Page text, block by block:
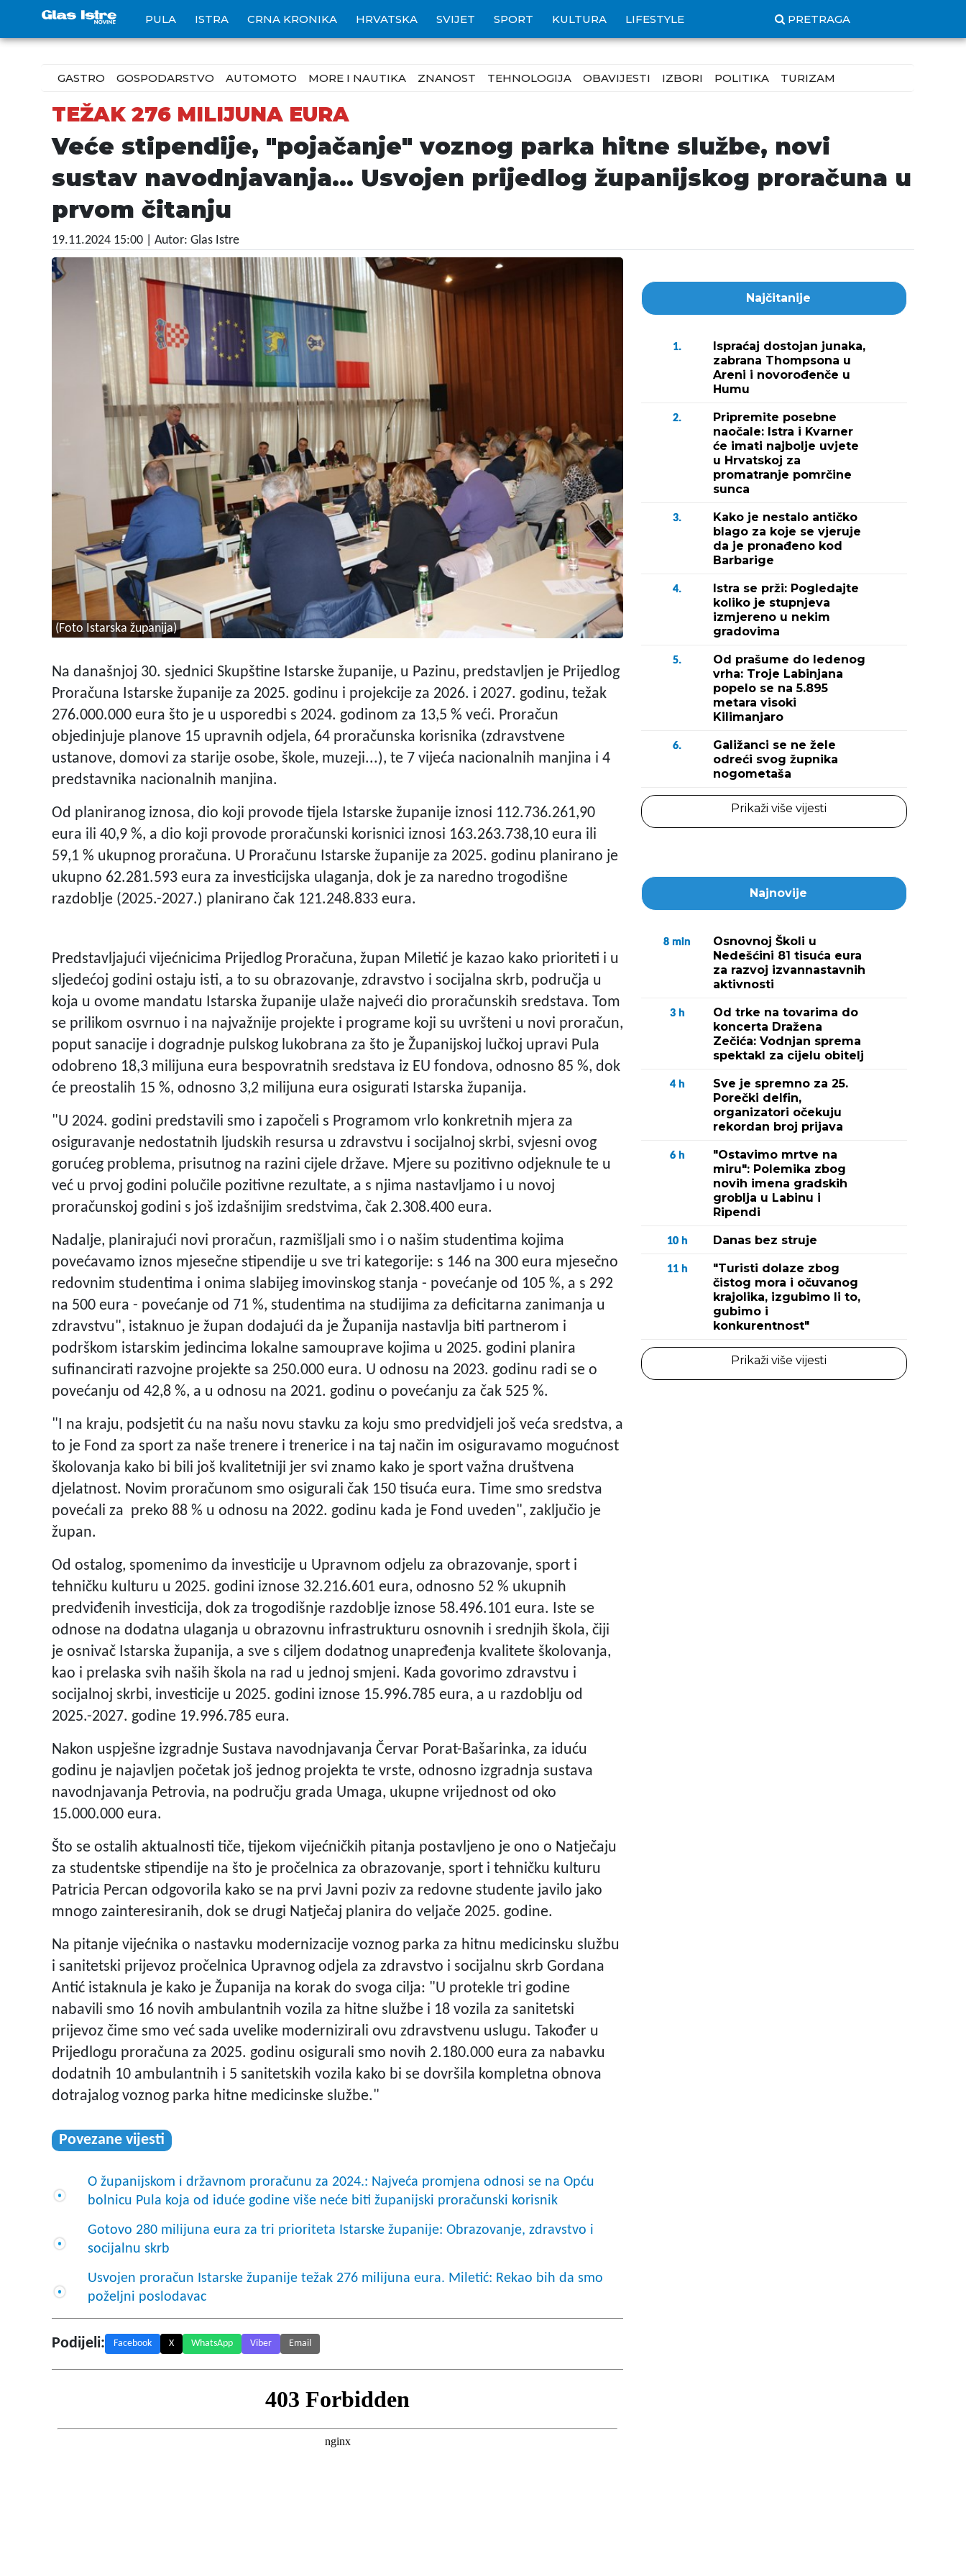
PULA ISTRA CRNA KRONIKA HRVATSKA SVIJET SPORT KULTURA LIFESTYLE PRETRAGA
GASTRO GOSPODARSTVO AUTOMOTO MORE I NAUTIKA ZNANOST TEHNOLOGIJA OBAVIJESTI IZBORI POLITIKA TURIZAM
TEŽAK 276 MILIJUNA EURA
Veće stipendije, "pojačanje" voznog parka hitne službe, novi
sustav navodnjavanja... Usvojen prijedlog županijskog proračuna u
prvom čitanju
19.11.2024 15:00 | Autor: Glas Istre
(Foto Istarska županija)
Na današnjoj 30. sjednici Skupštine Istarske županije, u Pazinu, predstavljen je Prijedlog
Proračuna Istarske županije za 2025. godinu i projekcije za 2026. i 2027. godinu, težak
276.000.000 eura što je u usporedbi s 2024. godinom za 13,5 % veći. Proračun
objedinjuje planove 15 upravnih odjela, 64 proračunska korisnika (zdravstvene
ustanove, domovi za starije osobe, škole, muzeji...), te 7 vijeća nacionalnih manjina i 4
predstavnika nacionalnih manjina.
Od planiranog iznosa, dio koji provode tijela Istarske županije iznosi 112.736.261,90
eura ili 40,9 %, a dio koji provode proračunski korisnici iznosi 163.263.738,10 eura ili
59,1 % ukupnog proračuna. U Proračunu Istarske županije za 2025. godinu planirano je
ukupno 62.281.593 eura za investicijska ulaganja, dok je za naredno trogodišne
razdoblje (2025.-2027.) planirano čak 121.248.833 eura.
Predstavljajući vijećnicima Prijedlog Proračuna, župan Miletić je kazao kako prioriteti i u
sljedećoj godini ostaju isti, a to su obrazovanje, zdravstvo i socijalna skrb, područja u
koja u ovome mandatu Istarska županije ulaže najveći dio proračunskih sredstava. Tom
se prilikom osvrnuo i na najvažnije projekte i programe koji su uvršteni u novi proračun,
poput sanacije i dogradnje pulskog lukobrana za što je Županijskoj lučkoj upravi Pula
odobreno 18,3 milijuna eura bespovratnih sredstava iz EU fondova, odnosno 85 %, dok
će preostalih 15 %, odnosno 3,2 milijuna eura osigurati Istarska županija.
"U 2024. godini predstavili smo i započeli s Programom vrlo konkretnih mjera za
osiguravanje nedostatnih ljudskih resursa u zdravstvu i socijalnoj skrbi, svjesni ovog
gorućeg problema, prisutnog na razini cijele države. Mjere su pozitivno odjeknule te u
već u prvoj godini polučile pozitivne rezultate, a s njima nastavljamo i u novoj
proračunskoj godini s još izdašnijim sredstvima, čak 2.308.400 eura.
Nadalje, planirajući novi proračun, razmišljali smo i o našim studentima kojima
povećavamo iznos mjesečne stipendije u sve tri kategorije: s 146 na 300 eura mjesečno
redovnim studentima i onima slabijeg imovinskog stanja - povećanje od 105 %, a s 292
na 500 eura - povećanje od 71 %, studentima na studijima za deficitarna zanimanja u
zdravstvu", istaknuo je župan dodajući da je Županija nastavlja biti partnerom i
podrškom istarskim jedincima lokalne samouprave kojima u 2025. godini planira
sufinancirati razvojne projekte sa 250.000 eura. U odnosu na 2023. godinu radi se o
povećanju od 42,8 %, a u odnosu na 2021. godinu o povećanju za čak 525 %.
"I na kraju, podsjetit ću na našu novu stavku za koju smo predvidjeli još veća sredstva, a
to je Fond za sport za naše trenere i trenerice i na taj način im osiguravamo mogućnost
školovanja kako bi bili još kvalitetniji jer svi znamo kako je sport važna društvena
djelatnost. Novim proračunom smo osigurali čak 150 tisuća eura. Time smo sredstva
povećali za preko 88 % u odnosu na 2022. godinu kada je Fond uveden", zaključio je
župan.
Od ostalog, spomenimo da investicije u Upravnom odjelu za obrazovanje, sport i
tehničku kulturu u 2025. godini iznose 32.216.601 eura, odnosno 52 % ukupnih
predviđenih investicija, dok za trogodišnje razdoblje iznose 58.496.101 eura. Iste se
odnose na dodatna ulaganja u obrazovnu infrastrukturu osnovnih i srednjih škola, čiji
je osnivač Istarska županija, a sve s ciljem dodatnog unapređenja kvalitete školovanja,
kao i prelaska svih naših škola na rad u jednoj smjeni. Kada govorimo zdravstvu i
socijalnoj skrbi, investicije u 2025. godini iznose 15.996.785 eura, a u razdoblju od
2025.-2027. godine 19.996.785 eura.
Nakon uspješne izgradnje Sustava navodnjavanja Červar Porat-Bašarinka, za iduću
godinu je najavljen početak još jednog projekta te vrste, odnosno izgradnja sustava
navodnjavanja Petrovia, na području grada Umaga, ukupne vrijednost od oko
15.000.000 eura.
Što se ostalih aktualnosti tiče, tijekom vijećničkih pitanja postavljeno je ono o Natječaju
za studentske stipendije na što je pročelnica za obrazovanje, sport i tehničku kulturu
Patricia Percan odgovorila kako se na prvi Javni poziv za redovne studente javilo jako
mnogo zainteresiranih, dok se drugi Natječaj planira do veljače 2025. godine.
Na pitanje vijećnika o nastavku modernizacije voznog parka za hitnu medicinsku službu
i sanitetski prijevoz pročelnica Upravnog odjela za zdravstvo i socijalnu skrb Gordana
Antić istaknula je kako je Županija na korak do svoga cilja: "U protekle tri godine
nabavili smo 16 novih ambulantnih vozila za hitne službe i 18 vozila za sanitetski
prijevoz čime smo već sada uvelike modernizirali ovu zdravstvenu uslugu. Također u
Prijedlogu proračuna za 2025. godinu osigurali smo novih 2.180.000 eura za nabavku
dodatnih 10 ambulantnih i 5 sanitetskih vozila kako bi se dovršila kompletna obnova
dotrajalog voznog parka hitne medicinske službe."
Povezane vijesti
O županijskom i državnom proračunu za 2024.: Najveća promjena odnosi se na Opću
bolnicu Pula koja od iduće godine više neće biti županijski proračunski korisnik
Gotovo 280 milijuna eura za tri prioriteta Istarske županije: Obrazovanje, zdravstvo i
socijalnu skrb
Usvojen proračun Istarske županije težak 276 milijuna eura. Miletić: Rekao bih da smo
poželjni poslodavac
Podijeli: Facebook X WhatsApp Viber Email
Najčitanije
1.
Ispraćaj dostojan junaka,
zabrana Thompsona u
Areni i novorođenče u
Humu
2.
Pripremite posebne
naočale: Istra i Kvarner
će imati najbolje uvjete
u Hrvatskoj za
promatranje pomrčine
sunca
3.
Kako je nestalo antičko
blago za koje se vjeruje
da je pronađeno kod
Barbarige
4.
Istra se prži: Pogledajte
koliko je stupnjeva
izmjereno u nekim
gradovima
5.
Od prašume do ledenog
vrha: Troje Labinjana
popelo se na 5.895
metara visoki
Kilimanjaro
6.
Galižanci se ne žele
odreći svog župnika
nogometaša
Prikaži više vijesti
Najnovije
8 min
Osnovnoj Školi u
Nedešćini 81 tisuća eura
za razvoj izvannastavnih
aktivnosti
3 h
Od trke na tovarima do
koncerta Dražena
Zečića: Vodnjan sprema
spektakl za cijelu obitelj
4 h
Sve je spremno za 25.
Porečki delfin,
organizatori očekuju
rekordan broj prijava
6 h
"Ostavimo mrtve na
miru": Polemika zbog
novih imena gradskih
groblja u Labinu i
Ripendi
10 h Danas bez struje
11 h
"Turisti dolaze zbog
čistog mora i očuvanog
krajolika, izgubimo li to,
gubimo i
konkurentnost"
Prikaži više vijesti